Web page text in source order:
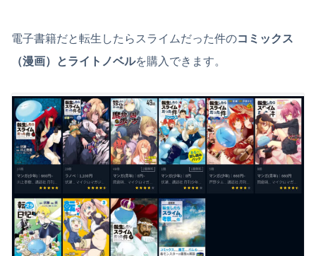
電子書籍だと転生したらスライムだった件のコミックス
（漫画）とライトノベルを購入できます。